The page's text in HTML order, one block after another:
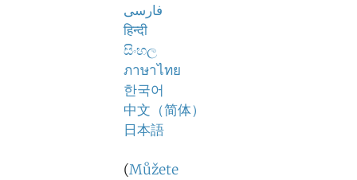
فارسی
हिन्दी
සිංහල
ภาษาไทย
한국어
中文（简体）
日本語
(Můžete